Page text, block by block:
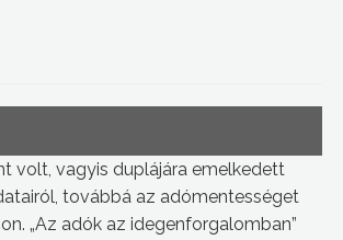
volt, vagyis duplájára emelkedett
továbbá az adómentességet
„Az adók az idegenforgalomban”